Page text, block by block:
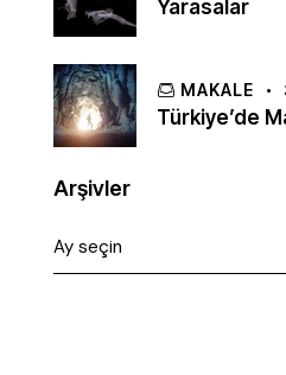
Yarasalar
MAKALE
Türkiye’de
Arşivler